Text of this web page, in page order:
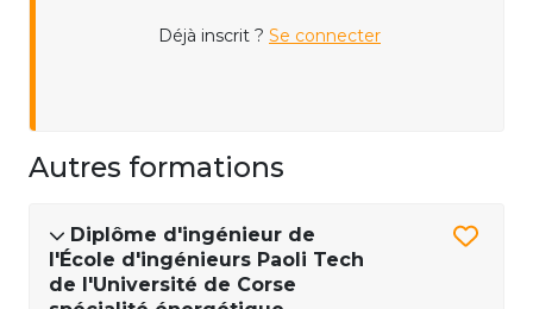
Déjà inscrit ? Se connecter
Autres formations
Diplôme d'ingénieur de
l'École d'ingénieurs Paoli Tech
de l'Université de Corse